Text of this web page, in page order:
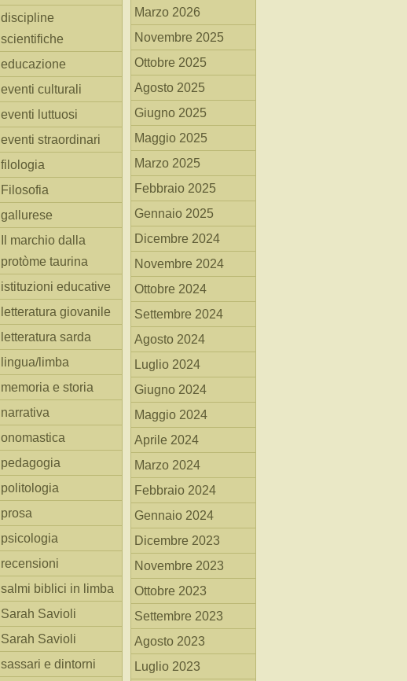
discipline
scientifiche
educazione
eventi culturali
eventi luttuosi
eventi straordinari
filologia
Filosofia
gallurese
Il marchio dalla
protòme taurina
istituzioni educative
letteratura giovanile
letteratura sarda
lingua/limba
memoria e storia
narrativa
onomastica
pedagogia
politologia
prosa
psicologia
recensioni
salmi biblici in limba
Sarah Savioli
Sarah Savioli
sassari e dintorni
Marzo 2026
Novembre 2025
Ottobre 2025
Agosto 2025
Giugno 2025
Maggio 2025
Marzo 2025
Febbraio 2025
Gennaio 2025
Dicembre 2024
Novembre 2024
Ottobre 2024
Settembre 2024
Agosto 2024
Luglio 2024
Giugno 2024
Maggio 2024
Aprile 2024
Marzo 2024
Febbraio 2024
Gennaio 2024
Dicembre 2023
Novembre 2023
Ottobre 2023
Settembre 2023
Agosto 2023
Luglio 2023